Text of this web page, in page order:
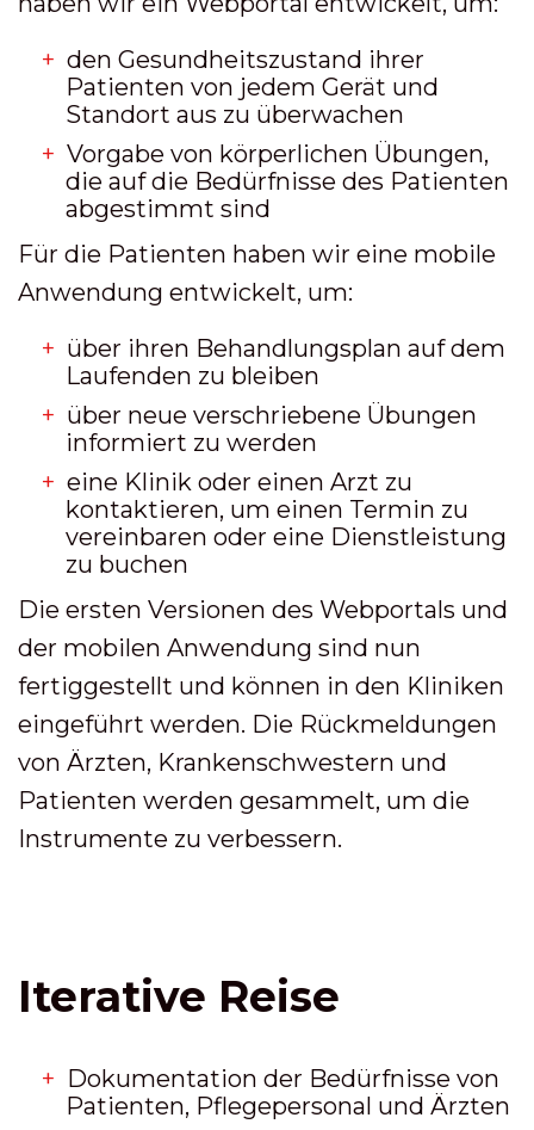
den Gesundheitszustand ihrer
Patienten von jedem Gerät und
Standort aus zu überwachen
Vorgabe von körperlichen Übungen,
die auf die Bedürfnisse des Patienten
abgestimmt sind
Für die Patienten haben wir eine mobile
Anwendung entwickelt, um:
über ihren Behandlungsplan auf dem
Laufenden zu bleiben
über neue verschriebene Übungen
informiert zu werden
eine Klinik oder einen Arzt zu
kontaktieren, um einen Termin zu
vereinbaren oder eine Dienstleistung
zu buchen
Die ersten Versionen des Webportals und
der mobilen Anwendung sind nun
fertiggestellt und können in den Kliniken
eingeführt werden. Die Rückmeldungen
von Ärzten, Krankenschwestern und
Patienten werden gesammelt, um die
Instrumente zu verbessern.
Iterative Reise
Dokumentation der Bedürfnisse von
Patienten, Pflegepersonal und Ärzten